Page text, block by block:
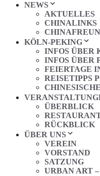
NEWS
AKTUELLES
CHINALINKS
KÖLN-PEKING
INFOS ÜBER
INFOS ÜBER
FEIERTAGE
REISETIPPS
ÜBERBLICK
RÜCKBLICK
ÜBER UNS
VEREIN
VORSTAND
SATZUNG
URBAN ART